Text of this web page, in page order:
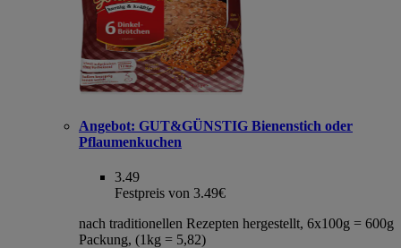
Angebot: GUT&GÜNSTIG Bienenstich oder
Pflaumenkuchen
3.49
Festpreis von 3.49€
nach traditionellen Rezepten hergestellt, 6x100g = 600g
Packung, (1kg = 5,82)